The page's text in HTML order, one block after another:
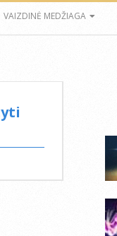
VAIZDINĖ MEDŽIAGA